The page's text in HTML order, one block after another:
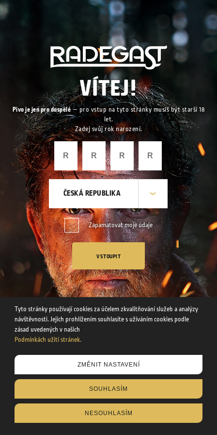
VÍTEJ!
Pivo je jen pro dospělé— pro vstup na tyto stránky musíš být starší 18
let.
Zadej svůj rok narození.
ČESKÁ REPUBLIKA
Zapamatovat moje údaje
VSTOUPIT
Tyto stránky používají cookies za účelem zkvalitňování služeb a
užíváním cookies podle zásad uvedených v našich
Podmínkách užití stránek
Tyto stránky používají cookies za účelem zkvalitňování služeb a analýzy
návštěvnosti. Jejich prohlížením souhlasíte s užíváním cookies podle
zásad uvedených v našich
Podmínkách užití stránek.
ZMĚNIT NASTAVENÍ
SOUHLASÍM
NESOUHLASÍM